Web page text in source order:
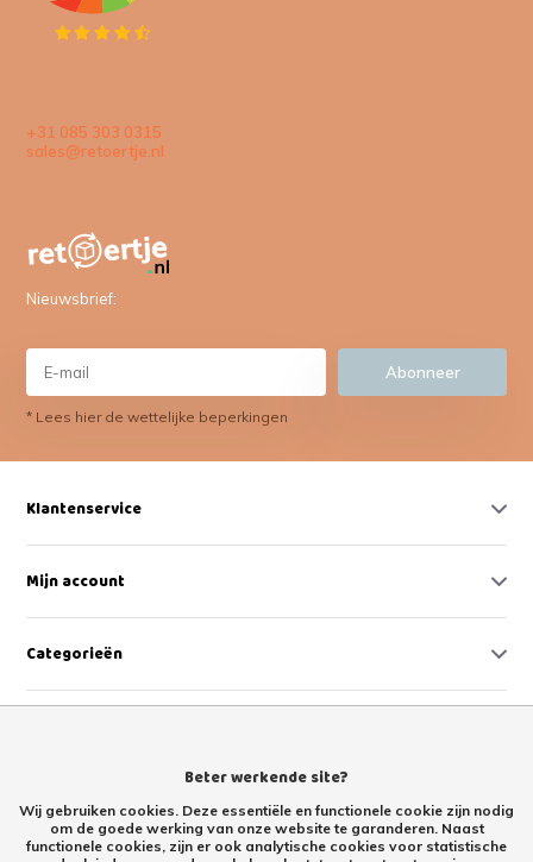
+31 085 303 0315
sales@retoertje.nl
Nieuwsbrief:
Abonneer
* Lees hier de wettelijke beperkingen
Klantenservice
Mijn account
Categorieën
Beter werkende site?
Wij gebruiken cookies. Deze essentiële en functionele cookie zijn nodig
om de goede werking van onze website te garanderen. Naast
functionele cookies, zijn er ook analytische cookies voor statistische